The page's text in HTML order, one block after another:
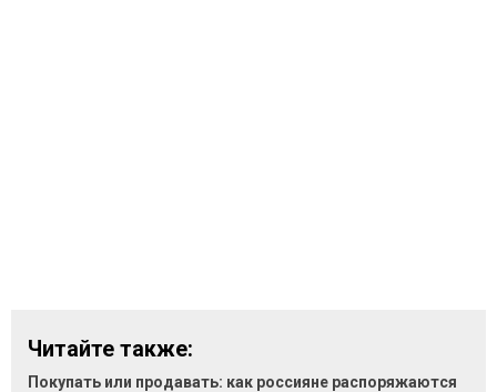
Читайте также:
Покупать или продавать: как россияне распоряжаются